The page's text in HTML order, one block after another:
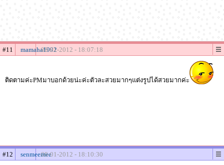
#11 mamaha199208-01-2012 - 18:07:18
ติดตามค่ะPMมาบอกด้วยน่ะค่ะตัวละสวยมากๆแต่งรูปได้สวยมากค่ะ
#12 senmeemee08-01-2012 - 18:10:30